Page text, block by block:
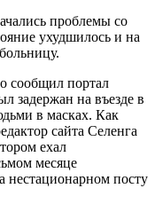
проблемы со
ухудшилось и на
сообщил портал
задержан на въезде в
в масках. Как
сайта Селенга
ехал
месяце
нестационарном посту